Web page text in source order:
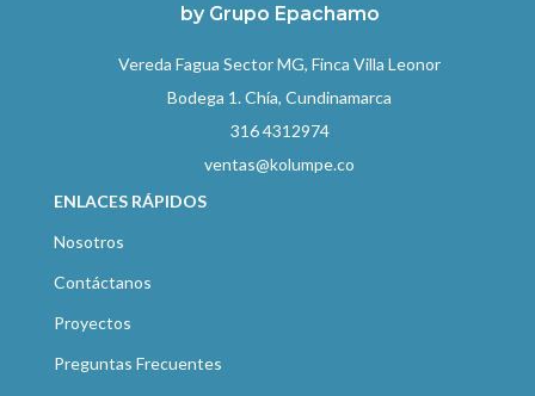
by Grupo Epachamo
Vereda Fagua Sector MG, Finca Villa Leonor
Bodega 1. Chía, Cundinamarca
316 4312974
ventas@kolumpe.co
ENLACES RÁPIDOS
Nosotros
Contáctanos
Proyectos
Preguntas Frecuentes